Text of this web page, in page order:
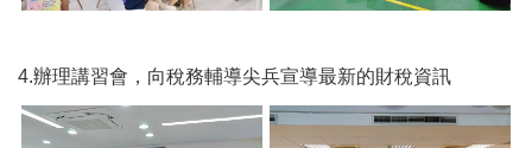
4.辦理講習會，向稅務輔導尖兵宣導最新的財稅資訊